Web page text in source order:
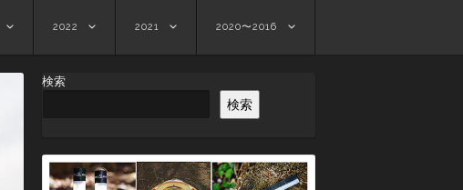
2022 2021 2020〜2016
検索
検索